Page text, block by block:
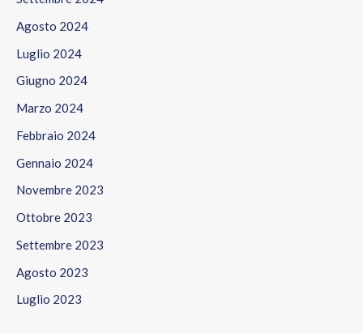
Agosto 2024
Luglio 2024
Giugno 2024
Marzo 2024
Febbraio 2024
Gennaio 2024
Novembre 2023
Ottobre 2023
Settembre 2023
Agosto 2023
Luglio 2023